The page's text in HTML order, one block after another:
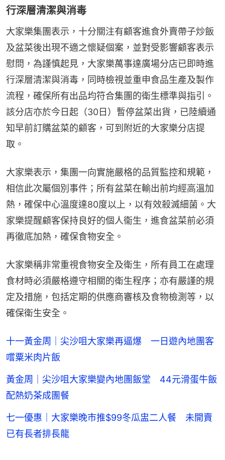
行深層清潔與消毒
大家樂集團表示，十分關注有顧客進食外賣帶子炒飯
及盆菜後出現不適之懷疑個案，並對受影響顧客表示
慰問，為謹慎起見，大家樂萬事達廣場分店已即時進
行深層清潔與消毒，同時檢視並重申食品生產及製作
流程，確保所有出品均符合集團的衛生標準與指引。
該分店亦於今日起（30日）暫停盆菜出貨，已陸續通
知早前訂購盆菜的顧客，可到附近的大家樂分店提
取。
大家樂表示，集團一向實施嚴格的品質監控和規範，
相信此次屬個別事件；所有盆菜在輸出前均經高溫加
熱，確保中心溫度達80度以上，以有效殺滅細菌。大
家樂提醒顧客保持良好的個人衞生，進食盆菜前必須
再徹底加熱，確保食物安全。
大家樂稱非常重視食物安全及衛生，所有員工在處理
食材時必須嚴格遵守相關的衛生程序；亦有嚴謹的規
定及措施，包括定期的供應商審核及食物檢測等，以
確保衛生安全。
十一黃金周｜尖沙咀大家樂再逼爆 一日遊內地團客
嚐粟米肉片飯
黃金周｜尖沙咀大家樂變內地團飯堂 44元滑蛋牛飯
配熱奶茶成團餐
七一優惠｜大家樂晚市推$99冬瓜盅二人餐 未開賣
已有長者排長龍